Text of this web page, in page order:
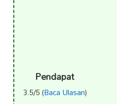
Pendapat
3.5/5 (Baca Ulasan)